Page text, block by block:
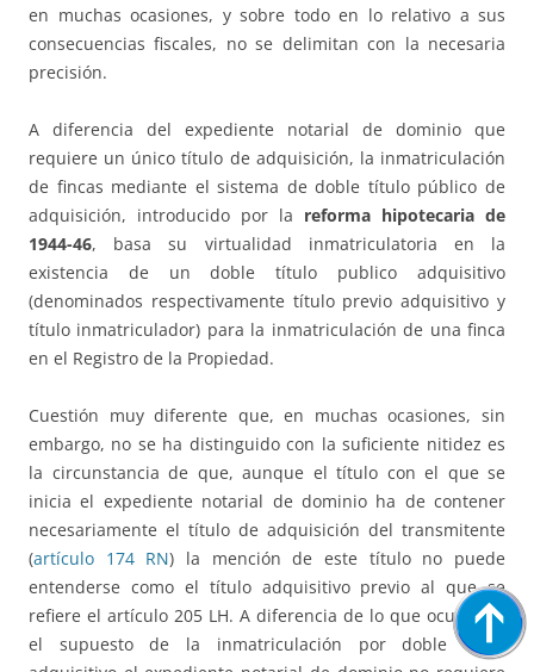
en muchas ocasiones, y sobre todo en lo relativo a sus
consecuencias fiscales, no se delimitan con la necesaria
precisión.
A diferencia del expediente notarial de dominio que
requiere un único título de adquisición, la inmatriculación
de fincas mediante el sistema de doble título público de
adquisición, introducido por la reforma hipotecaria de
1944-46, basa su virtualidad inmatriculatoria en la
existencia de un doble título publico adquisitivo
(denominados respectivamente título previo adquisitivo y
título inmatriculador) para la inmatriculación de una finca
en el Registro de la Propiedad.
Cuestión muy diferente que, en muchas ocasiones, sin
embargo, no se ha distinguido con la suficiente nitidez es
la circunstancia de que, aunque el título con el que se
inicia el expediente notarial de dominio ha de contener
necesariamente el título de adquisición del transmitente
(artículo 174 RN) la mención de este título no puede
entenderse como el título adquisitivo previo al que se
refiere el artículo 205 LH. A diferencia de lo que ocurre en
el supuesto de la inmatriculación por doble título